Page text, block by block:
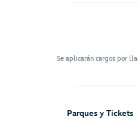
Se aplicarán cargos por
Parques y Tickets